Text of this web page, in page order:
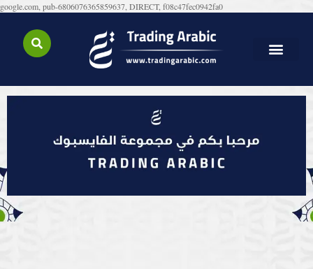
google.com, pub-6806076365859637, DIRECT, f08c47fec0942fa0